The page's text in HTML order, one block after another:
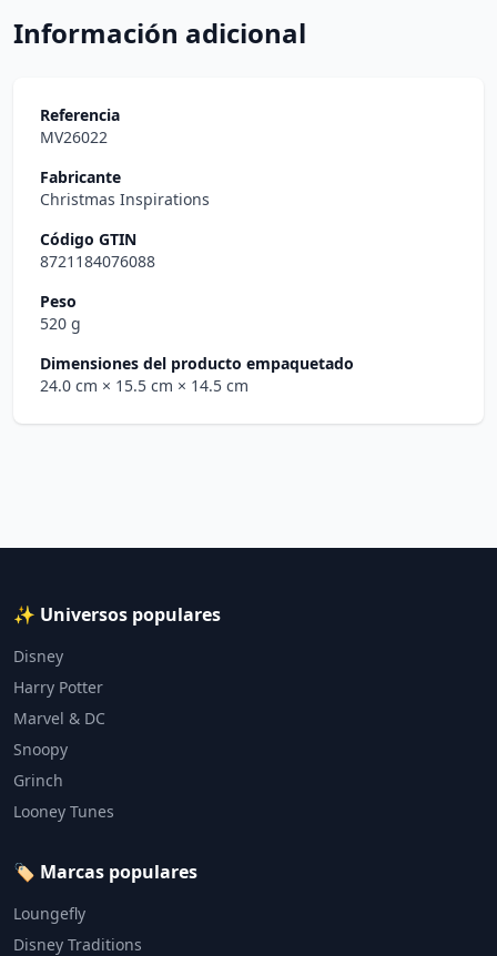
Información adicional
Referencia
MV26022
Fabricante
Christmas Inspirations
Código GTIN
8721184076088
Peso
520 g
Dimensiones del producto empaquetado
24.0 cm × 15.5 cm × 14.5 cm
✨ Universos populares
Disney
Harry Potter
Marvel & DC
Snoopy
Grinch
Looney Tunes
🏷️ Marcas populares
Loungefly
Disney Traditions